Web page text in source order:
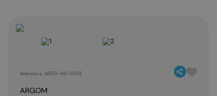
Referencia:ARG-AV-5114
ARGOM